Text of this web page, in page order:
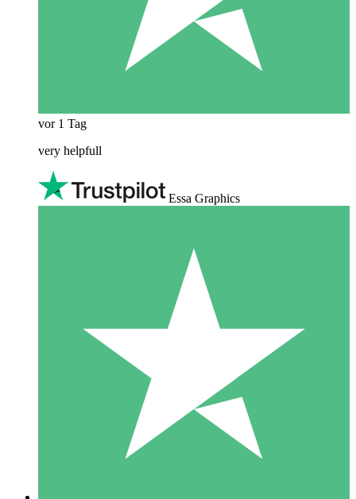
vor 1 Tag
very helpfull
Essa Graphics